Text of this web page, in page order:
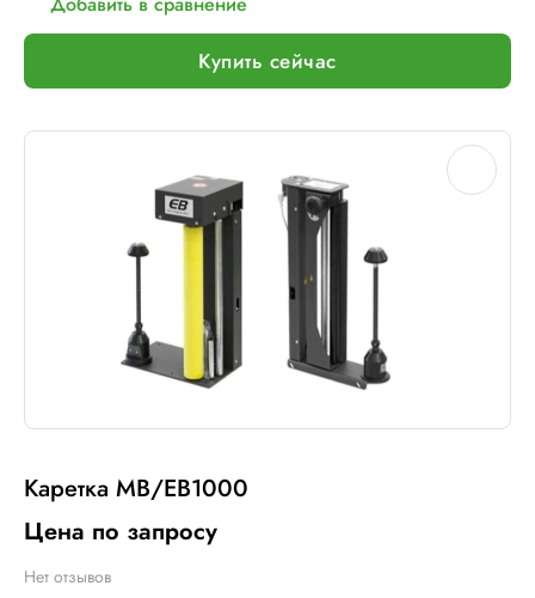
Купить сейчас
Каретка MB/EB1000
Цена по запросу
Нет отзывов